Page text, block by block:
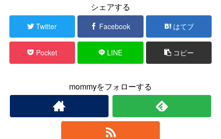
シェアする
Twitter Facebook はてブ
Pocket LINE コピー
mommyをフォローする